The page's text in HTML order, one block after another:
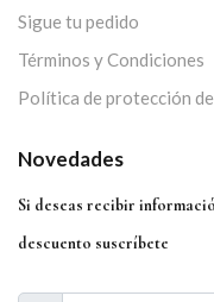
Sigue tu pedido
Términos y Condiciones
Política de protección
Novedades
Si deseas recibir
descuento suscríbete